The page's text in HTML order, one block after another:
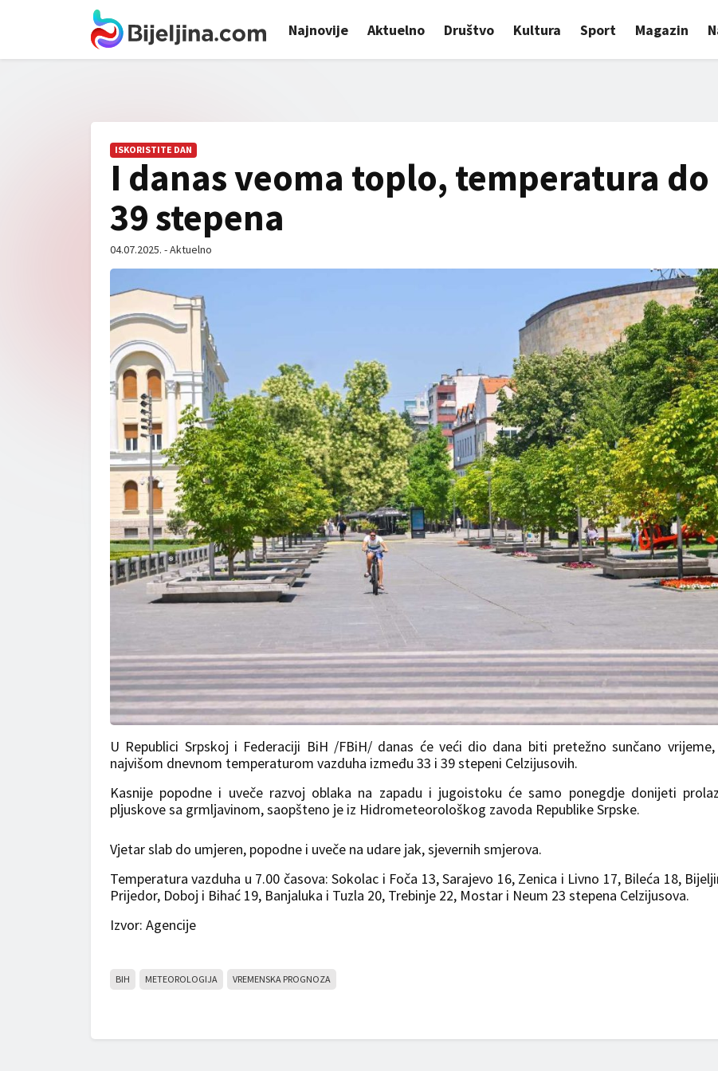
Najnovije Aktuelno Društvo Kultura Sport Magazin
ISKORISTITE DAN
I danas veoma toplo, temperatura do
39 stepena
04.07.2025. - Aktuelno
U Republici Srpskoj i Federaciji BiH /FBiH/ danas će veći dio dana biti pretežno sunčano vrijeme,
najvišom dnevnom temperaturom vazduha između 33 i 39 stepeni Celzijusovih.
Kasnije popodne i uveče razvoj oblaka na zapadu i jugoistoku će samo ponegdje donijeti
pljuskove sa grmljavinom, saopšteno je iz Hidrometeorološkog zavoda Republike Srpske.
Vjetar slab do umjeren, popodne i uveče na udare jak, sjevernih smjerova.
Temperatura vazduha u 7.00 časova: Sokolac i Foča 13, Sarajevo 16, Zenica i Livno 17, Bileća 18,
Prijedor, Doboj i Bihać 19, Banjaluka i Tuzla 20, Trebinje 22, Mostar i Neum 23 stepena Celzijusova.
Izvor: Agencije
BIH METEOROLOGIJA VREMENSKA PROGNOZA